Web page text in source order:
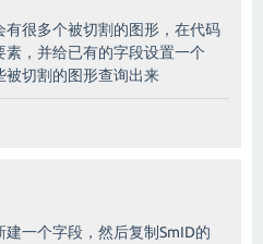
有很多个被切割的图形，在代码
，并给已有的字段设置一个
被切割的图形查询出来
一个字段，然后复制SmID的